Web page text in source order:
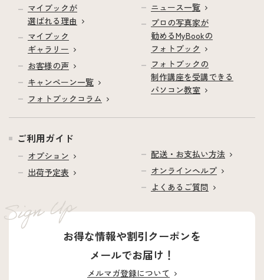
マイブックが
選ばれる理由
マイブック
ギャラリー
お客様の声
キャンペーン一覧
フォトブックコラム
ニュース一覧
プロの写真家が
勧めるMyBookの
フォトブック
フォトブックの
制作講座を受講できる
パソコン教室
ご利用ガイド
オプション
出荷予定表
配送・お支払い方法
オンラインヘルプ
よくあるご質問
お得な情報や割引クーポンを
メールでお届け！
メルマガ登録について